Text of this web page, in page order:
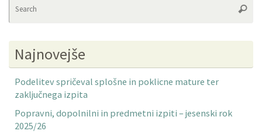
Najnovejše
Podelitev spričeval splošne in poklicne mature ter
zaključnega izpita
Popravni, dopolnilni in predmetni izpiti – jesenski rok
2025/26